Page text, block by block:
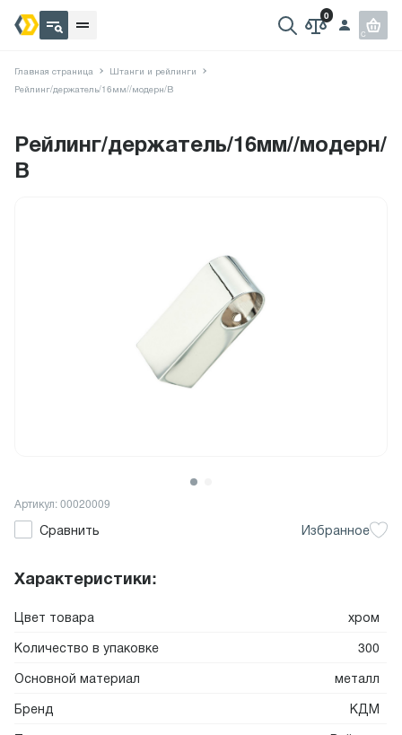
Главная страница
Штанги и рейлинги
Рейлинг/держатель/16мм//модерн/В
Рейлинг/держатель/16мм//модерн/
В
Сравнить Избранное
Артикул: 00020009
Характеристики:
Цвет товара
хром
Количество в упаковке
300
Основной материал
металл
Бренд
КДМ